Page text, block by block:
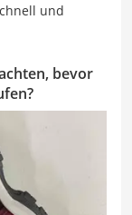
und
bevor